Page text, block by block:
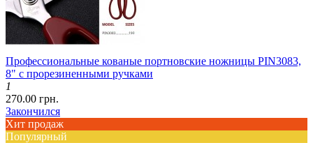
Профессиональные кованые портновские ножницы PIN3083,
8" с прорезиненными ручками
1
270.00 грн.
Закончился
Хит продаж
Популярный